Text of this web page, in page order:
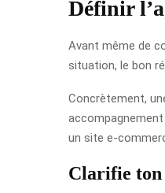
Définir
Avant même de
situation, le bon
Concrètement,
un site e-
Clarifie